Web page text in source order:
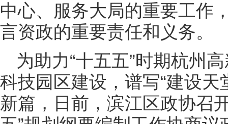
中心、服务大局的重要工作
言资政的重要责任和义务。
为助力“十五五”时期杭州
科技园区建设，谱写“建设
新篇，日前，滨江区政协召